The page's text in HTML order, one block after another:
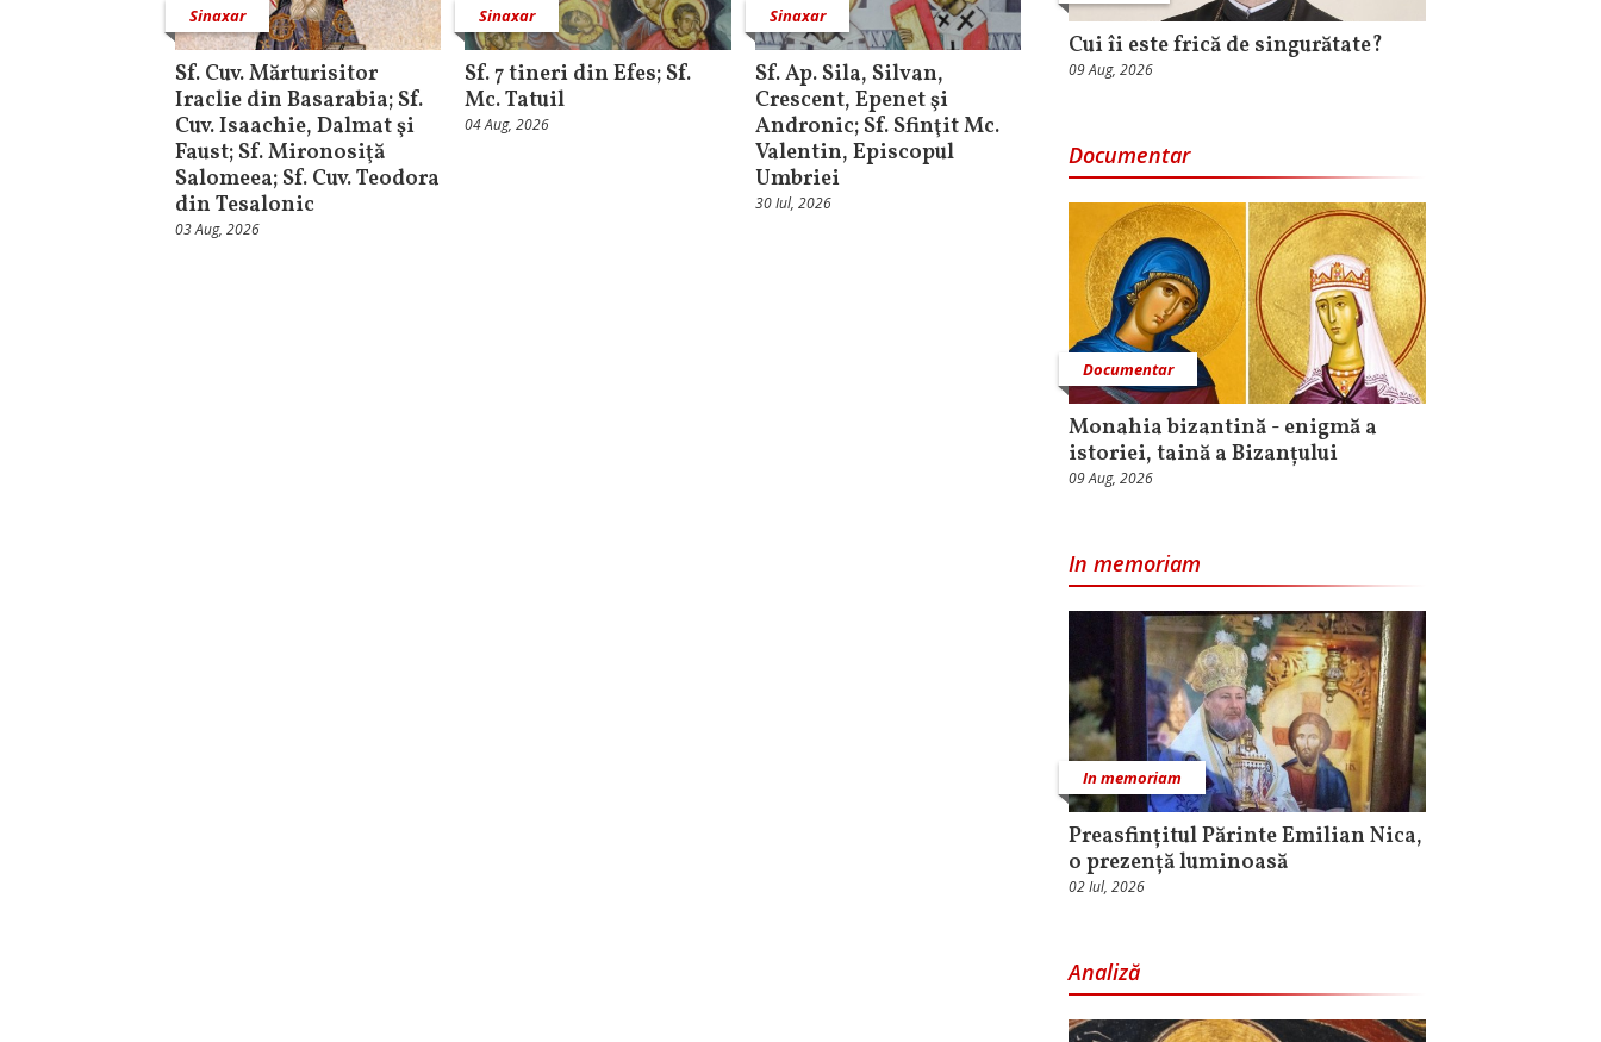
Sinaxar
Sf. Cuv. Mărturisitor
Iraclie din Basarabia; Sf.
Cuv. Isaachie, Dalmat şi
Faust; Sf. Mironosiţă
Salomeea; Sf. Cuv. Teodora
din Tesalonic
03 Aug, 2026
Sinaxar
Sf. 7 tineri din Efes; Sf.
Mc. Tatuil
04 Aug, 2026
Sinaxar
Sf. Ap. Sila, Silvan,
Crescent, Epenet şi
Andronic; Sf. Sfinţit Mc.
Valentin, Episcopul
Umbriei
30 Iul, 2026
Cui îi este frică de singurătate?
09 Aug, 2026
Documentar
Documentar
Monahia bizantină - enigmă a
istoriei, taină a Bizanțului
09 Aug, 2026
In memoriam
In memoriam
Preasfințitul Părinte Emilian Nica,
o prezență luminoasă
02 Iul, 2026
Analiză